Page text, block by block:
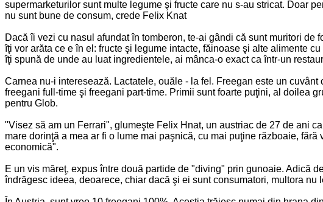
supermarketurilor sunt multe legume şi fructe care nu s-au stricat. Doar
nu sunt bune de consum, crede Felix Knat
Dacă îi vezi cu nasul afundat în tomberon, te-ai gândi că sunt muritori
îţi vor arăta ce e în el: fructe şi legume intacte, făinoase şi alte alimente
îţi spună de unde au luat ingredientele, ai mânca-o exact ca într-un
Carnea nu-i interesează. Lactatele, ouăle - la fel. Freegan este un
freegani full-time şi freegani part-time. Primii sunt foarte puţini, al doilea
pentru Glob.
"Visez să am un Ferrari", glumeşte Felix Hnat, un austriac de 27 de ani
mare dorinţă a mea ar fi o lume mai paşnică, cu mai puţine războaie,
economică".
E un vis măreţ, expus între două partide de "diving" prin gunoaie. Adică
îndrăgesc ideea, deoarece, chiar dacă şi ei sunt consumatori, multora